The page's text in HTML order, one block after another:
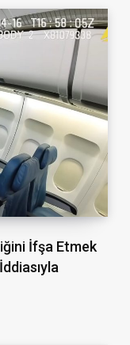
İfşa Etmek